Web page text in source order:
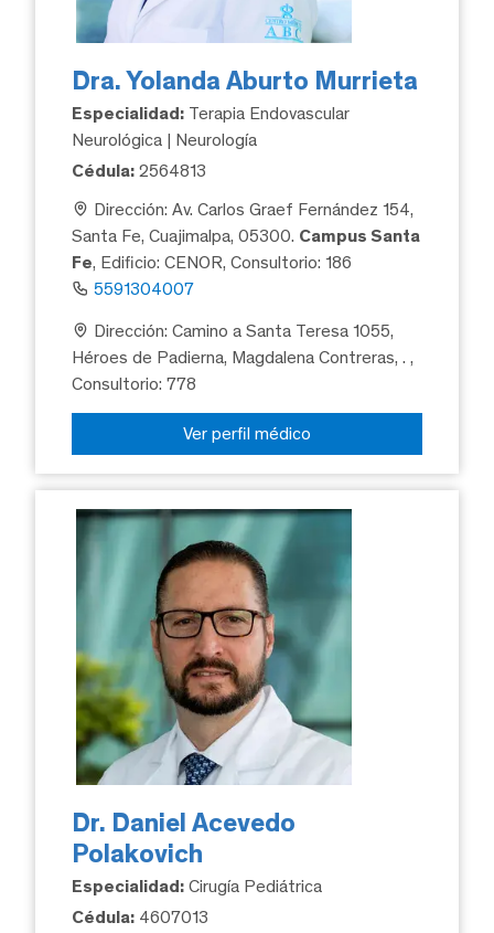
Dra. Yolanda Aburto Murrieta
Especialidad: Terapia Endovascular
Neurológica | Neurología
Cédula: 2564813
Dirección: Av. Carlos Graef Fernández 154,
Santa Fe, Cuajimalpa, 05300. Campus Santa
Fe, Edificio: CENOR, Consultorio: 186
5591304007
Dirección: Camino a Santa Teresa 1055,
Héroes de Padierna, Magdalena Contreras, .,
Consultorio: 778
Ver perfil médico
Dr. Daniel Acevedo
Polakovich
Especialidad: Cirugía Pediátrica
Cédula: 4607013